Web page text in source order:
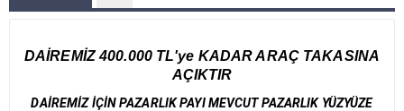
DAİREMİZ 400.000 TL'ye KADAR ARAÇ TAKASINA
AÇIKTIR
DAİREMİZ İÇİN PAZARLIK PAYI MEVCUT PAZARLIK YÜZYÜZE